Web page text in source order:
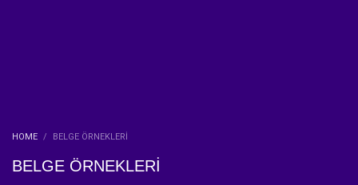
HOME BELGE ÖRNEKLERİ
BELGE ÖRNEKLERİ